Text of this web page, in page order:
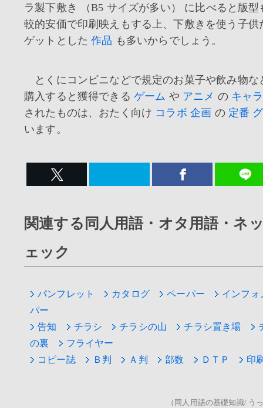
ラ製下敷き （B5 サイズが多い） に比べると版
較的安価で印刷映えもする上、下敷きを使う子供
ゲットとした作品 も多いからでしょう。
とくにコンビニなどで規定のお菓子や飲み物な
購入すると獲得できる ゲーム や アニメ の キャ
されたものは、おたく向け コラボ 企画 の 定番
います。
関連する同人用語・オタ用語・ネ
ェック
パンフレット カタログ ペーパー
インフォ
パー
告知
チラシ チラシの山 チラシ置き場
の裏
フライヤー
コピー誌
Ｂ判 Ａ判 部数 ＤＴＰ 印
（同人用語の基礎知識/ う